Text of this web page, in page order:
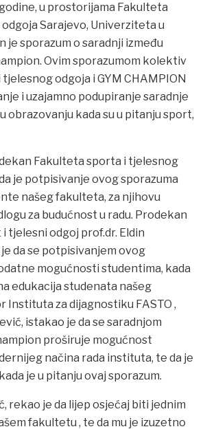
godine, u prostorijama Fakulteta
Sarajevo, Univerziteta u
je sporazum o saradnji između
Ovim sporazumom kolektiv
odgoja i GYM CHAMPION
i uzajamno podupiranje saradnje
obrazovanju kada su u pitanju sport,
Fakulteta sporta i tjelesnog
je potpisivanje ovog sporazuma
našeg fakulteta, za njihovu
za budućnost u radu. Prodekan
tjelesni odgoj prof.dr. Eldin
da se potpisivanjem ovog
mogućnosti studentima, kada
edukacija studenata našeg
za dijagnostiku FASTO ,
istakao je da se saradnjom
proširuje mogućnost
načina rada instituta, te da je
je u pitanju ovaj sporazum.
rekao je da lijep osjećaj biti jednim
fakultetu , te da mu je izuzetno